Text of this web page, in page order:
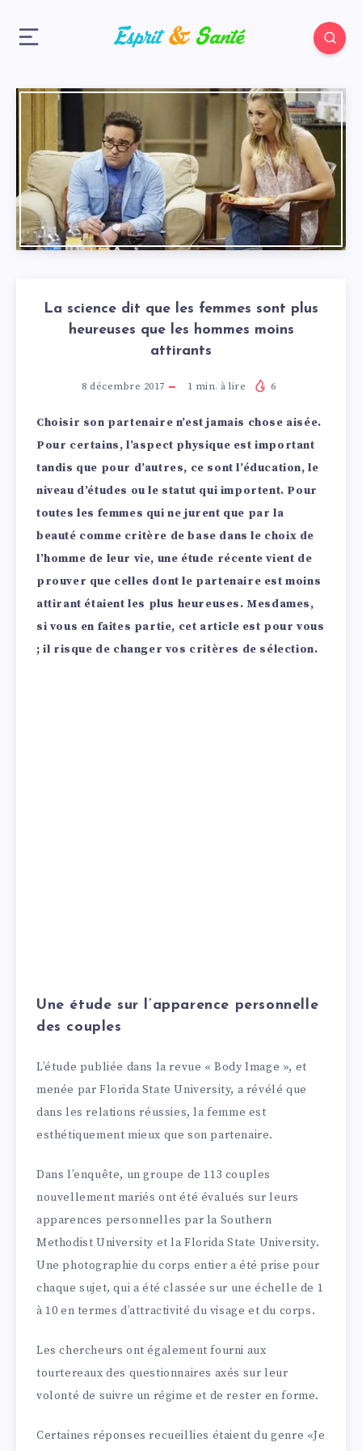
La science dit que les femmes sont plus
heureuses que les hommes moins
attirants
8 décembre 2017 1 min. à lire 6
Choisir son partenaire n’est jamais chose aisée.
Pour certains, l’aspect physique est important
tandis que pour d’autres, ce sont l’éducation, le
niveau d’études ou le statut qui importent. Pour
toutes les femmes qui ne jurent que par la
beauté comme critère de base dans le choix de
l’homme de leur vie, une étude récente vient de
prouver que celles dont le partenaire est moins
attirant étaient les plus heureuses. Mesdames,
si vous en faites partie, cet article est pour vous
; il risque de changer vos critères de sélection.
Une étude sur l’apparence personnelle
des couples
L’étude publiée dans la revue « Body Image », et
menée par Florida State University, a révélé que
dans les relations réussies, la femme est
esthétiquement mieux que son partenaire.
Dans l’enquête, un groupe de 113 couples
nouvellement mariés ont été évalués sur leurs
apparences personnelles par la Southern
Methodist University et la Florida State University.
Une photographie du corps entier a été prise pour
chaque sujet, qui a été classée sur une échelle de 1
à 10 en termes d’attractivité du visage et du corps.
Les chercheurs ont également fourni aux
tourtereaux des questionnaires axés sur leur
volonté de suivre un régime et de rester en forme.
Certaines réponses recueillies étaient du genre «Je